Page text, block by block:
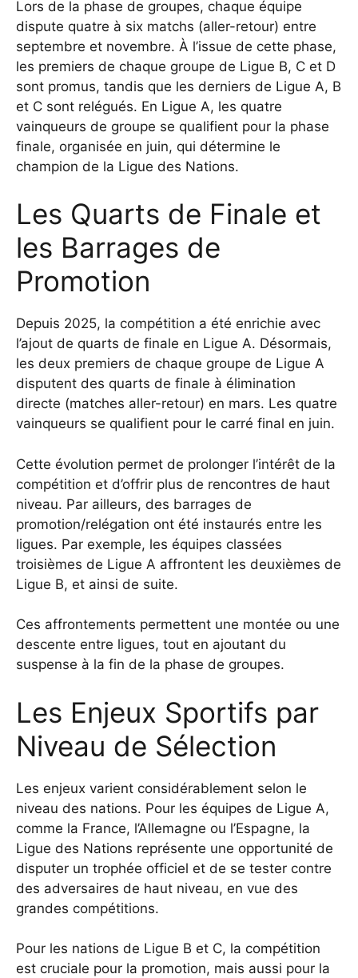
Lors de la phase de groupes, chaque équipe
dispute quatre à six matchs (aller-retour) entre
septembre et novembre. À l’issue de cette phase,
les premiers de chaque groupe de Ligue B, C et D
sont promus, tandis que les derniers de Ligue A, B
et C sont relégués. En Ligue A, les quatre
vainqueurs de groupe se qualifient pour la phase
finale, organisée en juin, qui détermine le
champion de la Ligue des Nations.
Les Quarts de Finale et
les Barrages de
Promotion
Depuis 2025, la compétition a été enrichie avec
l’ajout de quarts de finale en Ligue A. Désormais,
les deux premiers de chaque groupe de Ligue A
disputent des quarts de finale à élimination
directe (matches aller-retour) en mars. Les quatre
vainqueurs se qualifient pour le carré final en juin.
Cette évolution permet de prolonger l’intérêt de la
compétition et d’offrir plus de rencontres de haut
niveau. Par ailleurs, des barrages de
promotion/relégation ont été instaurés entre les
ligues. Par exemple, les équipes classées
troisièmes de Ligue A affrontent les deuxièmes de
Ligue B, et ainsi de suite.
Ces affrontements permettent une montée ou une
descente entre ligues, tout en ajoutant du
suspense à la fin de la phase de groupes.
Les Enjeux Sportifs par
Niveau de Sélection
Les enjeux varient considérablement selon le
niveau des nations. Pour les équipes de Ligue A,
comme la France, l’Allemagne ou l’Espagne, la
Ligue des Nations représente une opportunité de
disputer un trophée officiel et de se tester contre
des adversaires de haut niveau, en vue des
grandes compétitions.
Pour les nations de Ligue B et C, la compétition
est cruciale pour la promotion, mais aussi pour la